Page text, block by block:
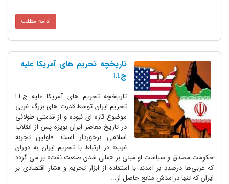
ادامه مطلب
تاریخچه تحریم های آمریکا علیه
ج.ا.ا
تاریخچه تحریم های آمریکا علیه ج.ا.ا
تحریم ایران توسط قدرت های بزرگ غربی
موضوع تازه ای نبوده و از قدمتی طولانی
در تاریخ معاصر ایران بویژه پس از انقلاب
اسلامی برخوردار است. «اولین تجربه
غرب» در ارتباط با تحریم ایران به دوران
حکومت مصدق و سیاست او مبنی بر «ملی شدن صنعت نفت» بر می گردد
که غربی‌ها درصدد بر آمدند با استفاده از ابزار تحریم و فشار اقتصادی بر
ایران که تنها درآمدش منابع حاصل از...